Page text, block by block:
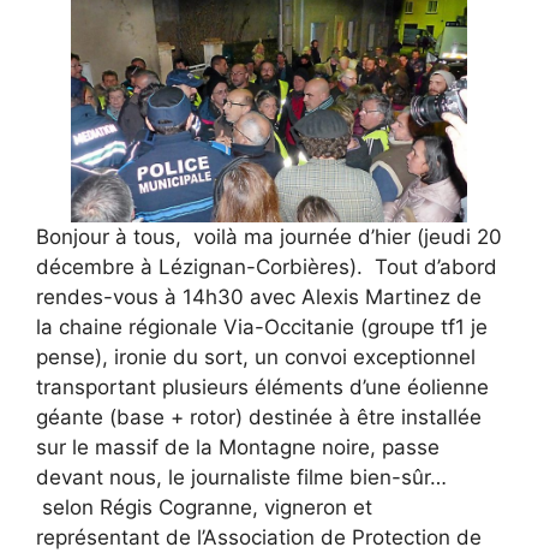
Bonjour à tous, voilà ma journée d’hier (jeudi 20
décembre à Lézignan-Corbières). Tout d’abord
rendes-vous à 14h30 avec Alexis Martinez de
la chaine régionale Via-Occitanie (groupe tf1 je
pense), ironie du sort, un convoi exceptionnel
transportant plusieurs éléments d’une éolienne
géante (base + rotor) destinée à être installée
sur le massif de la Montagne noire, passe
devant nous, le journaliste filme bien-sûr…
selon Régis Cogranne, vigneron et
représentant de l’Association de Protection de